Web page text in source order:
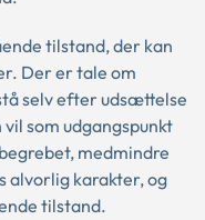
tilstand, der kan
Der er tale om
selv efter udsættelse
som udgangspunkt
medmindre
alvorlig karakter, og
tilstand.